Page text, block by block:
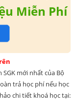
Miễn Phí
mới nhất của Bộ
trả học phí nếu học
chi tiết khoá học tại: